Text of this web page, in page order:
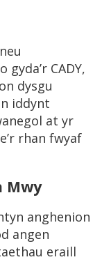
CADY,
dysgu
iddynt
at yr
rhan fwyaf
Mwy
anghenion
angen
eraill